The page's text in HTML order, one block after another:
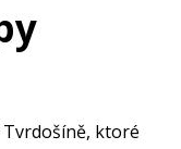
, ktoré